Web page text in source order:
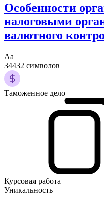
Особенности
налоговыми
валютного
Аа
34432 символов
Таможенное дело
Курсовая работа
Уникальность